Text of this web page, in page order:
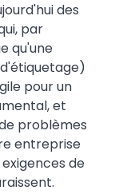
des
par
qu'une
pour un
et
problèmes
entreprise
de